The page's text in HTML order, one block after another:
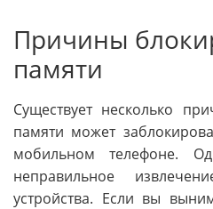
Причины
памяти
Существует несколько
памяти может
мобильном телефоне.
неправильное
устройства. Если вы